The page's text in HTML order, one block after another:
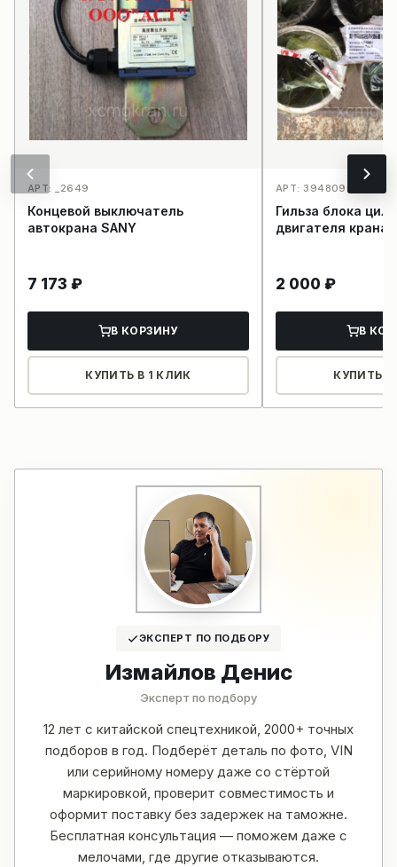
АРТ: _2649
Концевой выключатель
автокрана SANY
7 173 ₽
В КОРЗИНУ
КУПИТЬ В 1 КЛИК
АРТ: 3948095_2652
Гильза блока
двигателя крана
2 000 ₽
В
КУПИТЬ В
ЭКСПЕРТ ПО ПОДБОРУ
Измайлов Денис
Эксперт по подбору
12 лет с китайской спецтехникой, 2000+ точных
подборов в год. Подберёт деталь по фото, VIN
или серийному номеру даже со стёртой
маркировкой, проверит совместимость и
оформит поставку без задержек на таможне.
Бесплатная консультация — поможем даже с
мелочами, где другие отказываются.